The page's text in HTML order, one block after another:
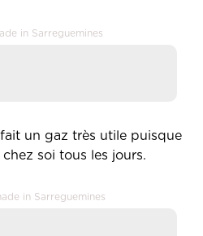
in Sarreguemines
un gaz très utile puisque
chez soi tous les jours.
in Sarreguemines